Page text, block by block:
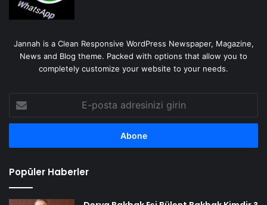
Jannah is a Clean Responsive WordPress Newspaper, Magazine,
News and Blog theme. Packed with options that allow you to
completely customize your website to your needs.
posta
adresinizi
Popüler Haberler